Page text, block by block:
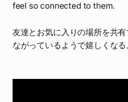
feel so connected to them.
友達とお気に入りの場所を共
ながっているようで嬉しくなる